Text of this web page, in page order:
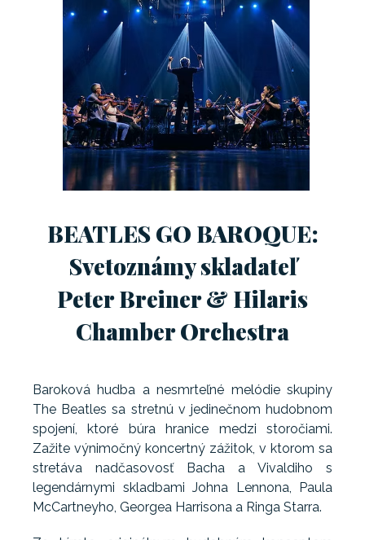
BEATLES GO BAROQUE:
Svetoznámy skladateľ
Peter Breiner & Hilaris
Chamber Orchestra
Baroková hudba a nesmrteľné melódie skupiny
The Beatles sa stretnú v jedinečnom hudobnom
spojení, ktoré búra hranice medzi storočiami.
Zažite výnimočný koncertný zážitok, v ktorom sa
stretáva nadčasovosť Bacha a Vivaldiho s
legendárnymi skladbami Johna Lennona, Paula
McCartneyho, Georgea Harrisona a Ringa Starra.